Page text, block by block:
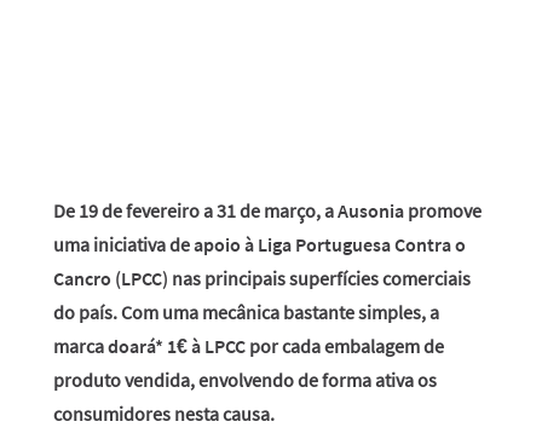
De 19 de fevereiro a 31 de março, aAusonia promove
uma iniciativa deapoio à Liga Portuguesa Contra o
Cancro (LPCC) nas principais superfícies comerciais
do país. Com uma mecânica bastante simples, a
marcadoará* 1€ à LPCC por cada embalagem de
produto vendida, envolvendo de forma ativa os
consumidores nesta causa.